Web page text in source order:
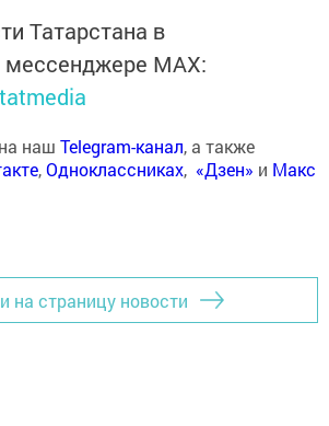
Татарстана в
мессенджере MАХ:
наш Telegram-канал, а также
,Одноклассниках, «Дзен» и Макс
на страницу новости